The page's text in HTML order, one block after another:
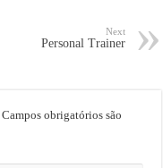
Next
Personal Trainer
Campos obrigatórios são